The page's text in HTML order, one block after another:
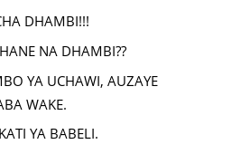
DHAMBI!!!
NA DHAMBI??
YA UCHAWI, AUZAYE
WAKE.
YA BABELI.